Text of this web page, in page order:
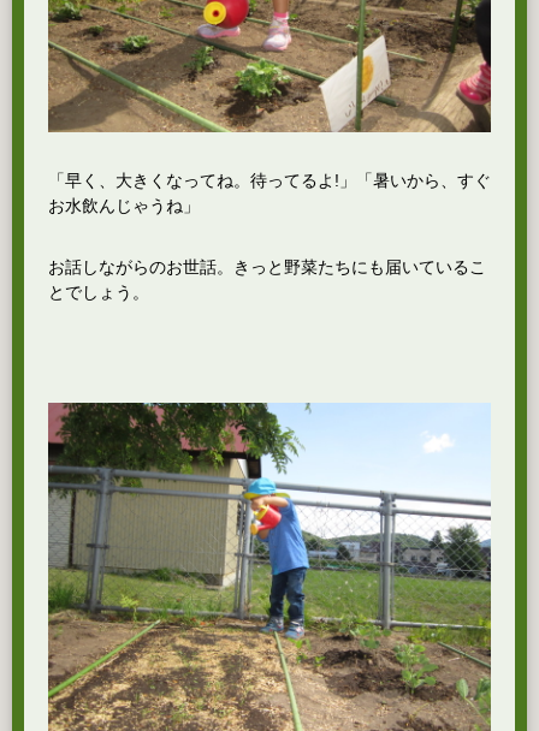
「早く、大きくなってね。待ってるよ!」「暑いから、すぐ
お水飲んじゃうね」
お話しながらのお世話。きっと野菜たちにも届いているこ
とでしょう。